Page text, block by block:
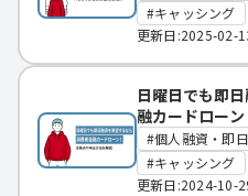
キャッシング
更新日:2025-02-
日曜日でも即
融カードロー
個人融資・即日
キャッシング
更新日:2024-10-